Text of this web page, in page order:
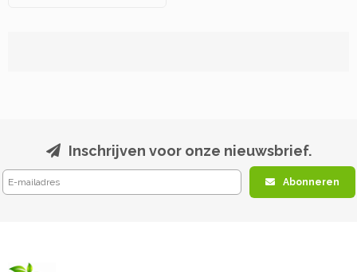
Inschrijven voor onze nieuwsbrief.
Abonneren